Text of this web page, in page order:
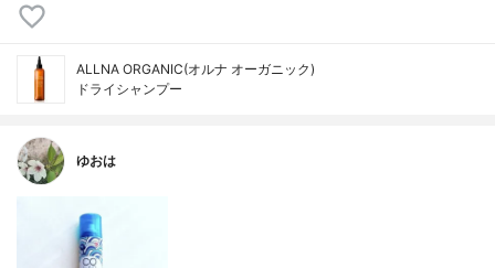
ALLNA ORGANIC(オルナ オーガニック)
ドライシャンプー
ゆおは